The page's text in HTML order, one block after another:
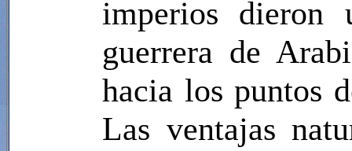
imperios dieron
guerrera de
hacia los puntos
Las ventajas